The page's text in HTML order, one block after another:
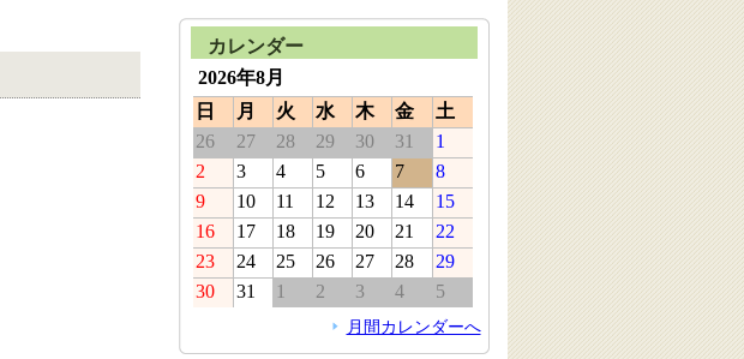
カレンダー
2026年8月
日
月 火 水 木 金
土
26
27 28 29 30 31
1
2
3 4 5 6 7
8
9
10 11 12 13 14
15
16
17 18 19 20 21
22
23
24 25 26 27 28
29
30
31 1 2 3 4 5
月間カレンダーへ